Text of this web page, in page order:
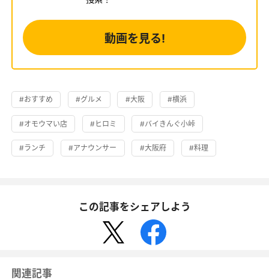
動画を見る!
#おすすめ #グルメ #大阪 #横浜
#オモウマい店 #ヒロミ #バイきんぐ小峠
#ランチ #アナウンサー #大阪府 #料理
この記事をシェアしよう
関連記事